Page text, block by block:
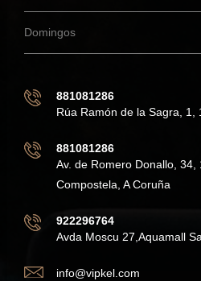
Domingos
881081286
Rúa Ramón de la Sagra, 1,
881081286
Av. de Romero Donallo, 34,
Compostela, A Coruña
922296764
Avda Moscu 27,Aquamall
info@vipkel.com